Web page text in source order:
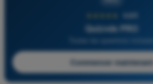
4,6/5
Quizvds PRO
Commencer maintenant